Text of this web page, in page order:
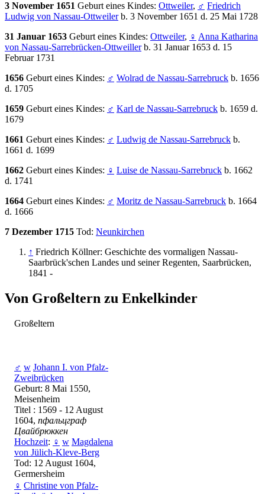
3 November 1651 Geburt eines Kindes: Ottweiler, ♂ Friedrich
Ludwig von Nassau-Ottweilerb. 3 November 1651 d. 25 Mai 1728
31 Januar 1653 Geburt eines Kindes: Ottweiler, ♀ Anna Katharina
von Nassau-Sarrebrücken-Ottweillerb. 31 Januar 1653 d. 15
Februar 1731
1656 Geburt eines Kindes: ♂ Wolrad de Nassau-Sarrebruck b. 1656
d. 1705
1659 Geburt eines Kindes: ♂ Karl de Nassau-Sarrebruck b. 1659 d.
1679
1661 Geburt eines Kindes: ♂ Ludwig de Nassau-Sarrebruck b.
1661 d. 1699
1662 Geburt eines Kindes: ♀ Luise de Nassau-Sarrebruck b. 1662
d. 1741
1664 Geburt eines Kindes: ♂ Moritz de Nassau-Sarrebruck b. 1664
d. 1666
7 Dezember 1715 Tod: Neunkirchen
↑ Friedrich Köllner: Geschichte des vormaligen Nassau-
Saarbrück'schen Landes und seiner Regenten, Saarbrücken,
1841 -
Von Großeltern zu Enkelkinder
Großeltern
♂ w Johann I. von Pfalz-
Zweibrücken
Geburt: 8 Mai 1550,
Meisenheim
Titel : 1569 - 12 August
1604, пфальцграф
Цвайбрюккен
Hochzeit: ♀ w Magdalena
von Jülich-Kleve-Berg
Tod: 12 August 1604,
Germersheim
♀ Christine von Pfalz-